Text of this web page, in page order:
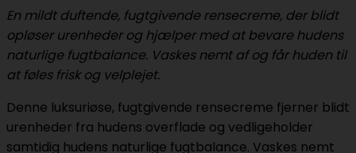
En mildt duftende, fugtgivende rensecreme, der blidt
opløser urenheder og hjælper med at bevare hudens
naturlige fugtbalance. Vaskes nemt af og får huden til
at føles frisk og velplejet.
Denne luksuriøse, fugtgivende rensecreme fjerner blidt
urenheder fra hudens overflade og vedligeholder
samtidig hudens naturlige fugtbalance. Vaskes nemt